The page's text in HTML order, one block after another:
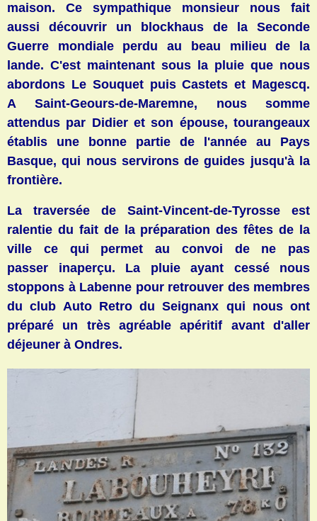
maison. Ce sympathique monsieur nous fait
aussi découvrir un blockhaus de la Seconde
Guerre mondiale perdu au beau milieu de la
lande. C'est maintenant sous la pluie que nous
abordons Le Souquet puis Castets et Magescq.
ASaint-Geours-de-Maremne, nous somme
attendus par Didier et son épouse, tourangeaux
établis une bonne partie de l'année au Pays
Basque, qui nous servirons de guides jusqu'à la
frontière.
La traversée de Saint-Vincent-de-Tyrosse est
ralentie du fait de la préparation des fêtes de la
ville ce qui permet au convoi de ne pas
passer inaperçu. La pluie ayant cessé nous
stoppons à Labenne pour retrouver des membres
du club Auto Retro du Seignanx qui nous ont
préparé un très agréable apéritif avant d'aller
déjeuner à Ondres.